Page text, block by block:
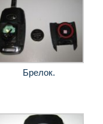
Брелок.